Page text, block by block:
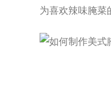
为喜欢辣味腌菜